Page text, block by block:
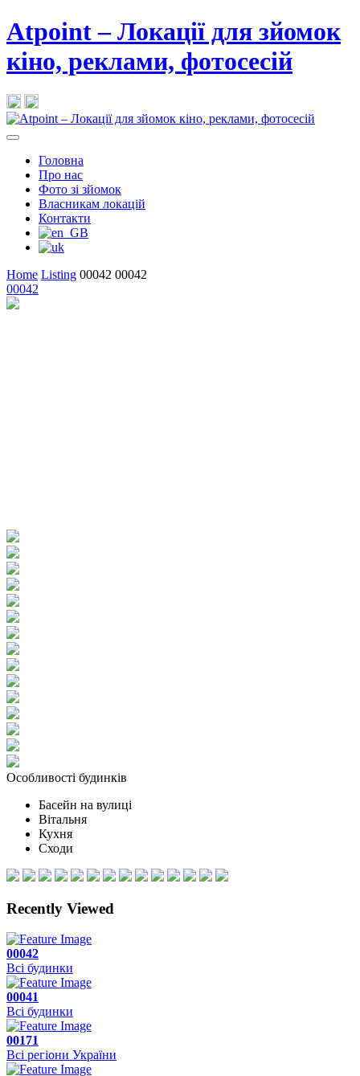
Atpoint – Локації для зйомок
кіно, реклами, фотосесій
Головна
Про нас
Фото зі зйомок
Власникам локацій
Контакти
Home Listing 00042 00042
00042
Особливості будинків
Басейн на вулиці
Вітальня
Кухня
Сходи
Recently Viewed
00042
Всі будинки
00041
Всі будинки
00171
Всі регіони України